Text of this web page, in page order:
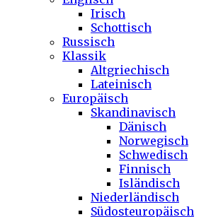
Irisch
Schottisch
Russisch
Klassik
Altgriechisch
Lateinisch
Europäisch
Skandinavisch
Dänisch
Norwegisch
Schwedisch
Finnisch
Isländisch
Niederländisch
Südosteuropäisch